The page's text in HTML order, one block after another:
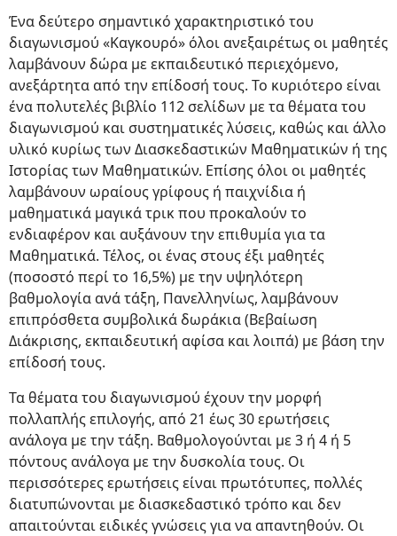
Ένα δεύτερο σημαντικό χαρακτηριστικό του
διαγωνισμού «Καγκουρό» όλοι ανεξαιρέτως οι μαθητές
λαμβάνουν δώρα με εκπαιδευτικό περιεχόμενο,
ανεξάρτητα από την επίδοσή τους. Το κυριότερο είναι
ένα πολυτελές βιβλίο 112 σελίδων με τα θέματα του
διαγωνισμού και συστηματικές λύσεις, καθώς και άλλο
υλικό κυρίως των Διασκεδαστικών Μαθηματικών ή της
Ιστορίας των Μαθηματικών. Επίσης όλοι οι μαθητές
λαμβάνουν ωραίους γρίφους ή παιχνίδια ή
μαθηματικά μαγικά τρικ που προκαλούν το
ενδιαφέρον και αυξάνουν την επιθυμία για τα
Μαθηματικά. Τέλος, οι ένας στους έξι μαθητές
(ποσοστό περί το 16,5%) με την υψηλότερη
βαθμολογία ανά τάξη, Πανελληνίως, λαμβάνουν
επιπρόσθετα συμβολικά δωράκια (Βεβαίωση
Διάκρισης, εκπαιδευτική αφίσα και λοιπά) με βάση την
επίδοσή τους.
Τα θέματα του διαγωνισμού έχουν την μορφή
πολλαπλής επιλογής, από 21 έως 30 ερωτήσεις
ανάλογα με την τάξη. Βαθμολογούνται με 3 ή 4 ή 5
πόντους ανάλογα με την δυσκολία τους. Οι
περισσότερες ερωτήσεις είναι πρωτότυπες, πολλές
διατυπώνονται με διασκεδαστικό τρόπο και δεν
απαιτούνται ειδικές γνώσεις για να απαντηθούν. Οι